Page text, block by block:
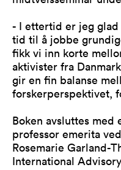
- I ettertid er jeg
tid til å jobbe
fikk vi inn korte
aktivister fra
gir en fin balanse
forskerperspektivet,
Boken avsluttes
professor emerita
Rosemarie Garland-
International